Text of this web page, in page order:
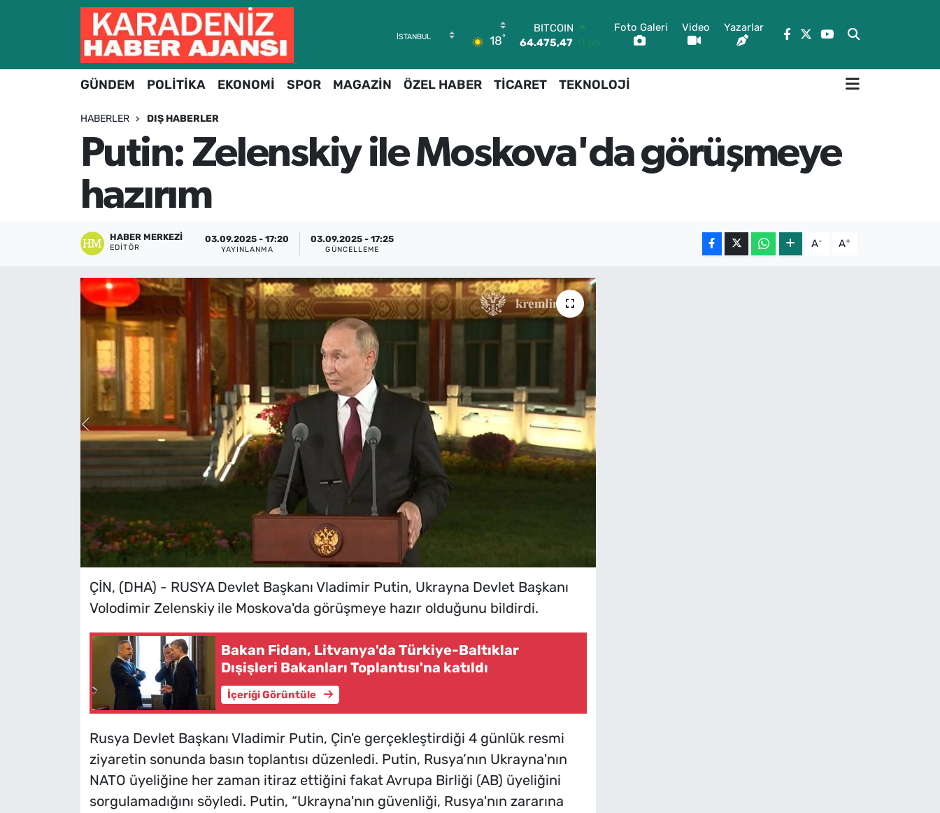
18°
BITCOIN
64.475,47 0.66
47,5971 0.05
EURO
GRAM ALTIN
6527.85
0.54
Foto Galeri Video Yazarlar
GÜNDEM POLİTİKA EKONOMİ SPOR MAGAZİN ÖZEL HABER TİCARET TEKNOLOJİ
HABERLER DIŞ HABERLER
Putin: Zelenskiy ile Moskova'da görüşmeye
hazırım
HABER MERKEZI
EDITÖR
03.09.2025 - 17:20
YAYINLANMA
03.09.2025 - 17:25
GÜNCELLEME A- A+
ÇİN, (DHA) - RUSYA Devlet Başkanı Vladimir Putin, Ukrayna Devlet Başkanı
Volodimir Zelenskiy ile Moskova'da görüşmeye hazır olduğunu bildirdi.
Bakan Fidan, Litvanya'da Türkiye-Baltıklar
Dışişleri Bakanları Toplantısı'na katıldı
İçeriği Görüntüle
Rusya Devlet Başkanı Vladimir Putin, Çin'e gerçekleştirdiği 4 günlük resmi
ziyaretin sonunda basın toplantısı düzenledi. Putin, Rusya’nın Ukrayna'nın
NATO üyeliğine her zaman itiraz ettiğini fakat Avrupa Birliği (AB) üyeliğini
sorgulamadığını söyledi. Putin, “Ukrayna'nın güvenliği, Rusya'nın zararına
Hava Durumu
Trafik Durumu
Süper Lig Puan Durumu ve Fikstür
Tüm Manşetler
Son Dakika Haberleri
Haber Arşivi